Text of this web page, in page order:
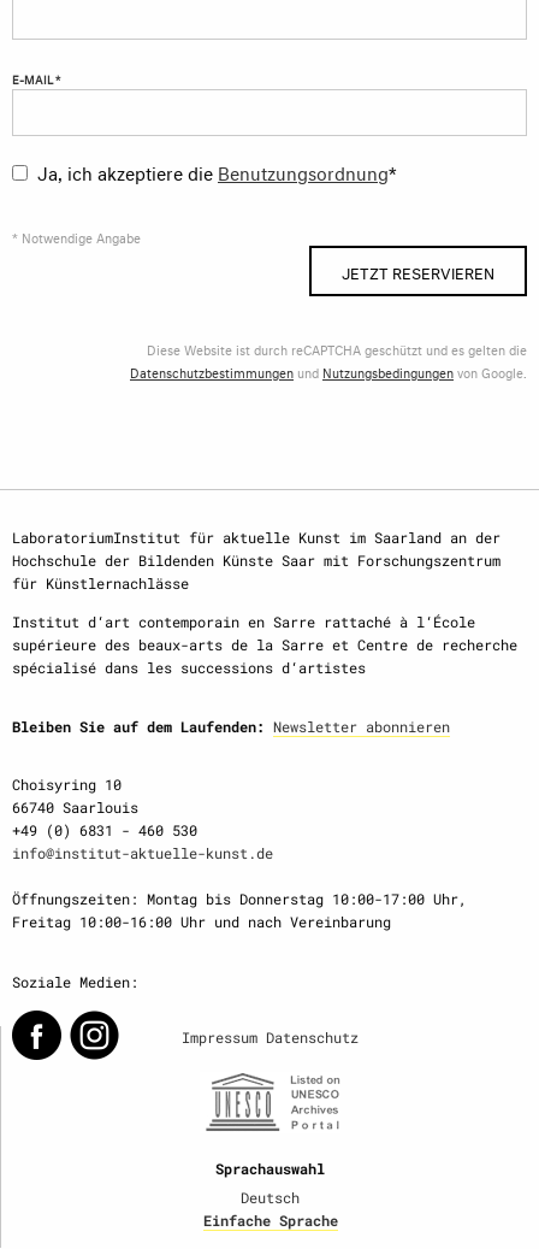
E-MAIL *
Ja, ich akzeptiere die Benutzungsordnung*
* Notwendige Angabe
JETZT RESERVIEREN
Diese Website ist durch reCAPTCHA geschützt und es gelten die
Datenschutzbestimmungen und Nutzungsbedingungenvon Google.
LaboratoriumInstitut für aktuelle Kunst im Saarland an der
Hochschule der Bildenden Künste Saar mit Forschungszentrum
für Künstlernachlässe
Institut d‘art contemporain en Sarre rattaché à l‘École
supérieure des beaux-arts de la Sarre et Centre de recherche
spécialisé dans les successions d‘artistes
Bleiben Sie auf dem Laufenden: Newsletter abonnieren
Choisyring 10
66740 Saarlouis
+49 (0) 6831 - 460 530
info@institut-aktuelle-kunst.de
Öffnungszeiten: Montag bis Donnerstag 10:00-17:00 Uhr,
Freitag 10:00-16:00 Uhr und nach Vereinbarung
Soziale Medien:
Impressum Datenschutz
Sprachauswahl
Deutsch
Einfache Sprache